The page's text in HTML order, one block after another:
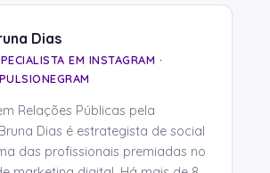
Dias
EM INSTAGRAM ·
Relações Públicas pela
Dias é estrategista de social
das profissionais premiadas no